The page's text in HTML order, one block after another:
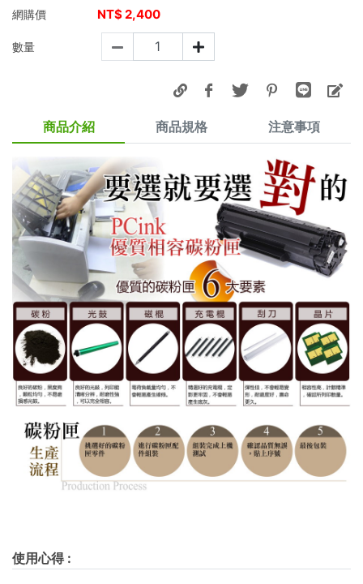
網購價
NT$ 2,400
數量
商品介紹 商品規格 注意事項
使用心得: